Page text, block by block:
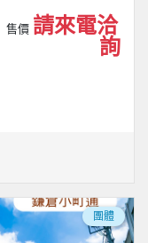
售價 請來電洽
詢
團體